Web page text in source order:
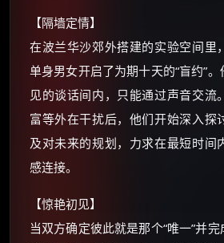
【隔墙定情】
在波兰华沙郊外搭建的实验空间里
单身男女开启了为期十天的“盲约”
见的谈话间内，只能通过声音交流
富等外在干扰后，他们开始深入探
及对未来的规划，力求在最短时间
感连接。
【惊艳初见】
当双方确定彼此就是那个“唯一”并
☕
朋友们辛苦了 💦
如夸克12个月送14天 最
价格有浮动，请直接搜索
⚡ 前往【大淘客】领